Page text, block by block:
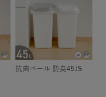
抗菌ペール 防臭45JS